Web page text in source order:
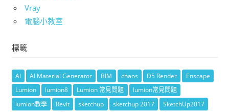
Vray
電腦小教室
標籤
AI AI Material Generator BIM chaos D5 Render
Enscape
Lumion
lumion8 Lumion 常見問題
lumion常見問題
lumion教學
Revit sketchup sketchup 2017
SketchUp2017